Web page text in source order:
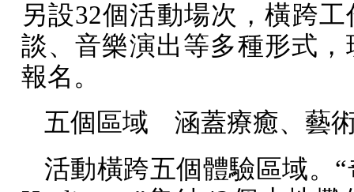
另設32個活動場次，橫跨工
談、音樂演出等多種形式，
報名。
五個區域 涵蓋療癒、藝
活動橫跨五個體驗區域。